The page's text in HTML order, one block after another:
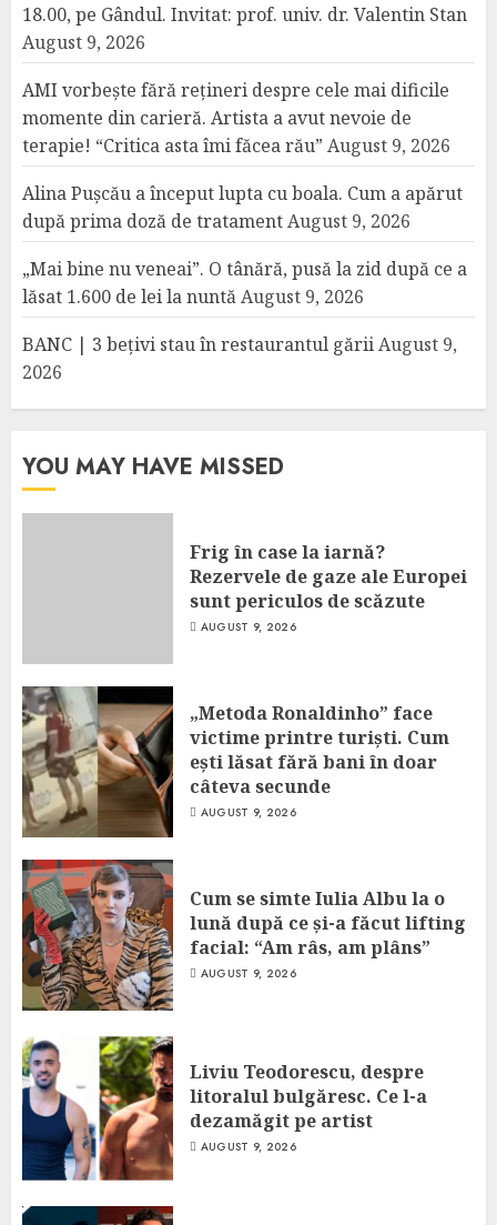
18.00, pe Gândul. Invitat: prof. univ. dr. Valentin Stan
August 9, 2026
AMI vorbește fără rețineri despre cele mai dificile
momente din carieră. Artista a avut nevoie de
terapie! “Critica asta îmi făcea rău” August 9, 2026
Alina Pușcău a început lupta cu boala. Cum a apărut
după prima doză de tratamentAugust 9, 2026
„Mai bine nu veneai”. O tânără, pusă la zid după ce a
lăsat 1.600 de lei la nuntăAugust 9, 2026
BANC | 3 bețivi stau în restaurantul găriiAugust 9,
2026
YOU MAY HAVE MISSED
Frig în case la iarnă?
Rezervele de gaze ale Europei
sunt periculos de scăzute
AUGUST 9, 2026
„Metoda Ronaldinho” face
victime printre turiști. Cum
ești lăsat fără bani în doar
câteva secunde
AUGUST 9, 2026
Cum se simte Iulia Albu la o
lună după ce și-a făcut lifting
facial: “Am râs, am plâns”
AUGUST 9, 2026
Liviu Teodorescu, despre
litoralul bulgăresc. Ce l-a
dezamăgit pe artist
AUGUST 9, 2026